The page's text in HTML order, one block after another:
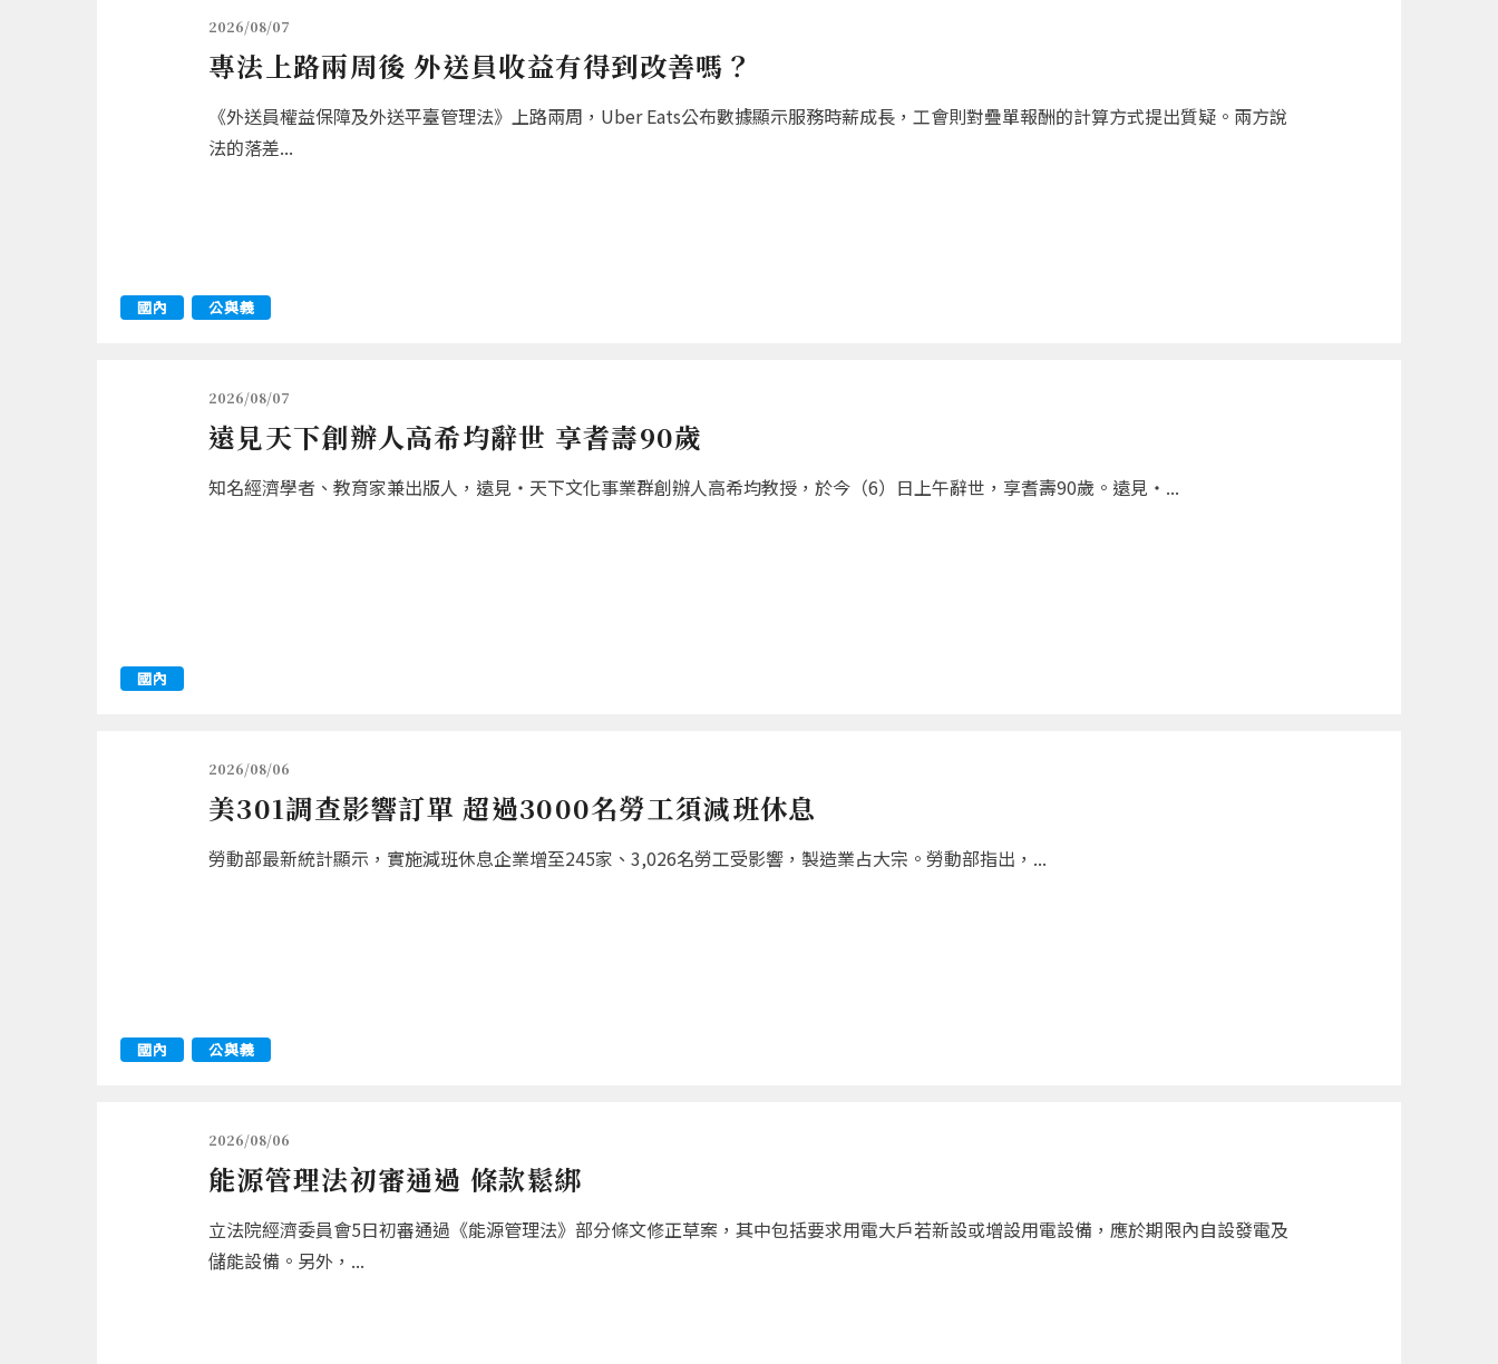
2026/08/07
專法上路兩周後 外送員收益有得到改善嗎？
《外送員權益保障及外送平臺管理法》上路兩周，Uber Eats公布數據顯示服務時薪成長，工會則對疊單報酬的計算方式提出質疑。兩方說
法的落差...
國內 公與義
2026/08/07
遠見天下創辦人高希均辭世 享耆壽90歲
知名經濟學者、教育家兼出版人，遠見‧天下文化事業群創辦人高希均教授，於今（6）日上午辭世，享耆壽90歲。遠見‧...
國內
2026/08/06
美301調查影響訂單 超過3000名勞工須減班休息
勞動部最新統計顯示，實施減班休息企業增至245家、3,026名勞工受影響，製造業占大宗。勞動部指出，...
國內 公與義
2026/08/06
能源管理法初審通過 條款鬆綁
立法院經濟委員會5日初審通過《能源管理法》部分條文修正草案，其中包括要求用電大戶若新設或增設用電設備，應於期限內自設發電及
儲能設備。另外，...